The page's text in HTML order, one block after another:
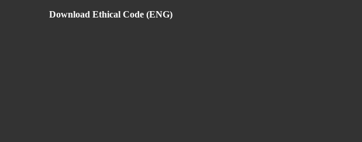
Download Ethical Code (ENG)